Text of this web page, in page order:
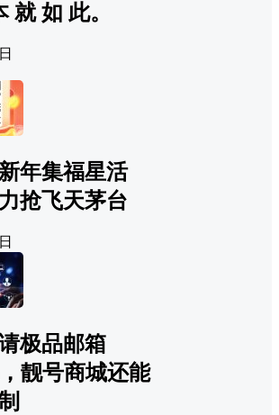
就 如 此。
年集福星活
抢飞天茅台
极品邮箱
靓号商城还能